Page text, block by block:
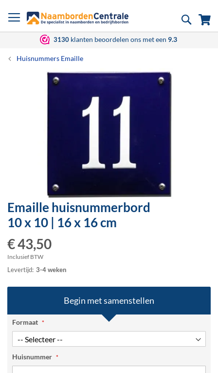
naar
Zoek
3130 klanten beoordelen ons met een 9.3
Huisnummers Emaille
Ga
naar
het
van
de
afbeeldingen-
Emaille huisnummerbord
10 x 10 | 16 x 16 cm
€ 43,50
Inclusief BTW
Levertijd: 3-4 weken
Begin met samenstellen
Formaat
Huisnummer